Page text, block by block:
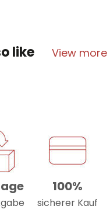
like View more
100%
sicherer Kauf